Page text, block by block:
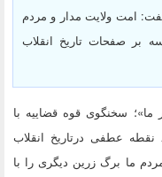
امت ولایت مدار و مردم
بر صفحات تاریخ انقلاب
سخنگوی قوه قضاییه با
تاکید بر اینکه حقیقتاً حماسه 9 دی سال ۸۸ نقطه عطفی درتاریخ انقلاب
ما برگ زرین دیگری را با